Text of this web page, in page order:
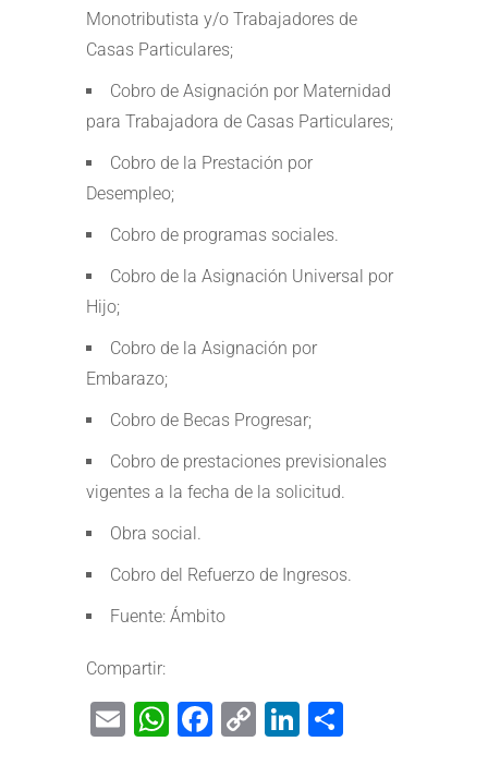
Monotributista y/o Trabajadores de
Casas Particulares;
Cobro de Asignación por Maternidad
para Trabajadora de Casas Particulares;
Cobro de la Prestación por
Desempleo;
Cobro de programas sociales.
Cobro de la Asignación Universal por
Hijo;
Cobro de la Asignación por
Embarazo;
Cobro de Becas Progresar;
Cobro de prestaciones previsionales
vigentes a la fecha de la solicitud.
Obra social.
Cobro del Refuerzo de Ingresos.
Fuente: Ámbito
Compartir:
EmailWhatsApp
Facebook
CopyLinkedIn